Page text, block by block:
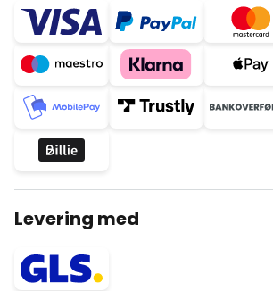
Levering med